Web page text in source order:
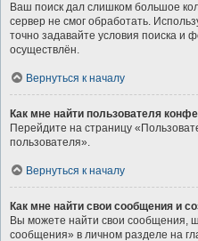
Ваш поиск дал слишком большое
сервер не смог обработать.
точно задавайте условия поиска и
осуществлён.
Вернуться к началу
Как мне найти пользователя
Перейдите на страницу
пользователя».
Вернуться к началу
Как мне найти свои сообщения и
Вы можете найти свои сообщения,
сообщения» в личном разделе на